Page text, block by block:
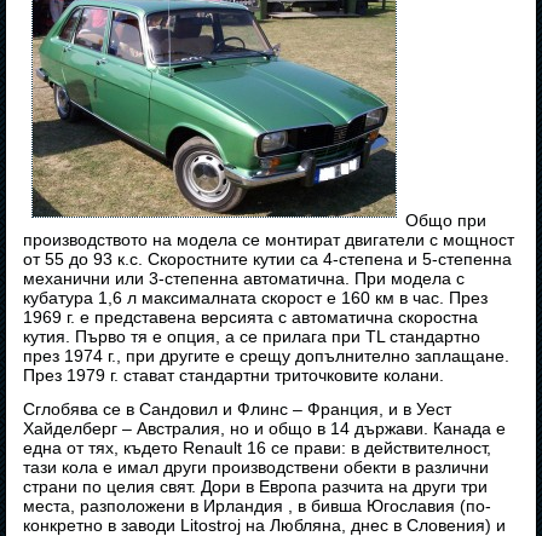
Общо при
производството на модела се монтират двигатели с мощност
от 55 до 93 к.с. Скоростните кутии са 4-степена и 5-степенна
механични или 3-степенна автоматична. При модела с
кубатура 1,6 л максималната скорост е 160 км в час. През
1969 г. е представена версията с автоматична скоростна
кутия. Първо тя е опция, а се прилага при TL стандартно
през 1974 г., при другите е срещу допълнително заплащане.
През 1979 г. стават стандартни триточковите колани.
Сглобява се в Сандовил и Флинс – Франция, и в Уест
Хайделберг – Австралия, но и общо в 14 държави. Канада е
една от тях, където Renault 16 се прави: в действителност,
тази кола е имал други производствени обекти в различни
страни по целия свят. Дори в Европа разчита на други три
места, разположени в Ирландия , в бивша Югославия (по-
конкретно в заводи Litostroj на Любляна, днес в Словения) и